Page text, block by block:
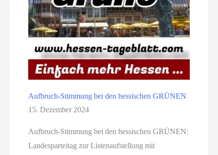
Aufbruch-Stimmung bei den hessischen GRÜNEN
15. Dezember 2024
Aufbruch-Stimmung bei den hessischen GRÜNEN:
Landesparteitag zur Listenaufstellung mit